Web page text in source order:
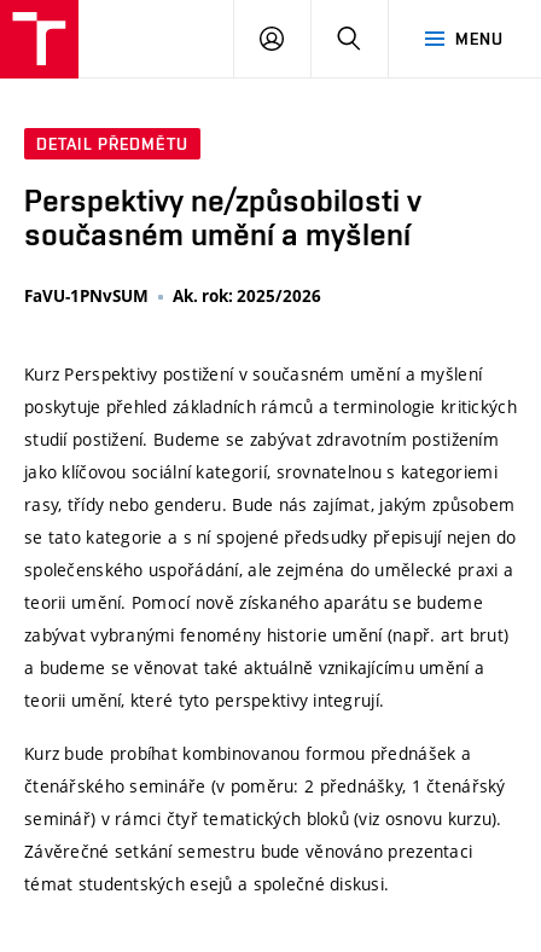
MENU
PŘIHLÁSIT
DETAIL PŘEDMĚTU
Perspektivy ne/způsobilosti v
současném umění a myšlení
FaVU-1PNvSUM Ak. rok: 2025/2026
Kurz Perspektivy postižení v současném umění a myšlení
poskytuje přehled základních rámců a terminologie kritických
studií postižení. Budeme se zabývat zdravotním postižením
jako klíčovou sociální kategorií, srovnatelnou s kategoriemi
rasy, třídy nebo genderu. Bude nás zajímat, jakým způsobem
se tato kategorie a s ní spojené předsudky přepisují nejen do
společenského uspořádání, ale zejména do umělecké praxi a
teorii umění. Pomocí nově získaného aparátu se budeme
zabývat vybranými fenomény historie umění (např. art brut)
a budeme se věnovat také aktuálně vznikajícímu umění a
teorii umění, které tyto perspektivy integrují.
Kurz bude probíhat kombinovanou formou přednášek a
čtenářského semináře (v poměru: 2 přednášky, 1 čtenářský
seminář) v rámci čtyř tematických bloků (viz osnovu kurzu).
Závěrečné setkání semestru bude věnováno prezentaci
témat studentských esejů a společné diskusi.